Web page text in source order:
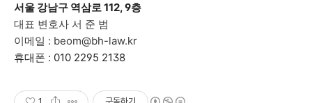
서울 강남구 역삼로 112, 9층
대표 변호사 서 준 범
이메일 : beom@bh-law.kr
휴대폰 : 010 2295 2138